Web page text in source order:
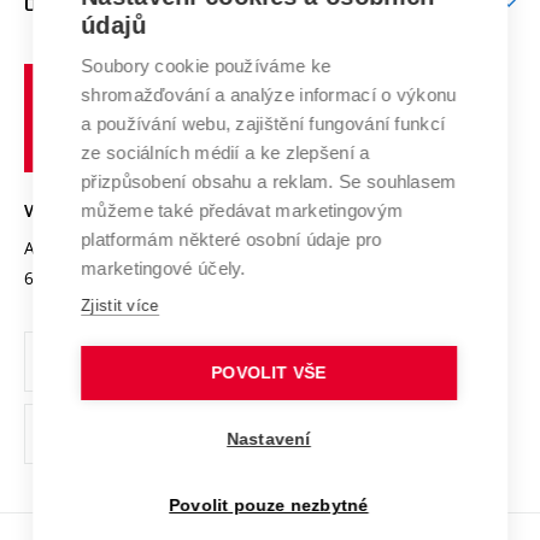
E-přihláška
Doktorské studium
Podpora podnikání
Systém zajišťování kvality výzkumu
Výzkumné infrastruktury
Transfer znalostí
Open Science
Projekty
Projekty ze strukturálních fondů
Specifický výzkum
Zahraniční spolupráce
Spolupráce se školami
Služby univerzity
Mezinárodní dohody
Univerzitní sítě
Profil univerzity
Udržitelná univerzita
Podnikavá univerzita / ContriBUTe
Bezpečná univerzita
Vyznamenání
Organizační struktura
Ochrana osobních údajů
odkaz)
učení
technické
VYSOKÉ UČENÍ TECHNICKÉ V BRNĚ
Antonínská 548/1
602 00 Brno
www.vut.cz
vut@vutbr.cz
údajů
Soubory cookie používáme ke
shromažďování a analýze informací o výkonu
a používání webu, zajištění fungování funkcí
ze sociálních médií a ke zlepšení a
přizpůsobení obsahu a reklam. Se souhlasem
můžeme také předávat marketingovým
platformám některé osobní údaje pro
marketingové účely.
Zjistit více
POVOLIT VŠE
Nastavení
Povolit pouze nezbytné